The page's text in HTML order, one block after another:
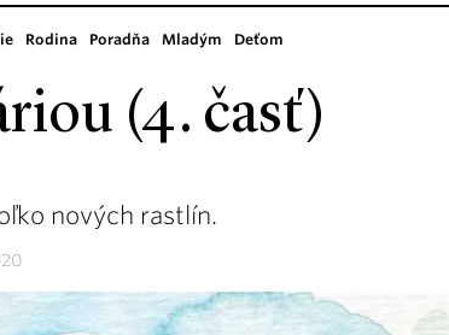
Rodina Poradňa Mladým Deťom
(4. časť)
nových rastlín.